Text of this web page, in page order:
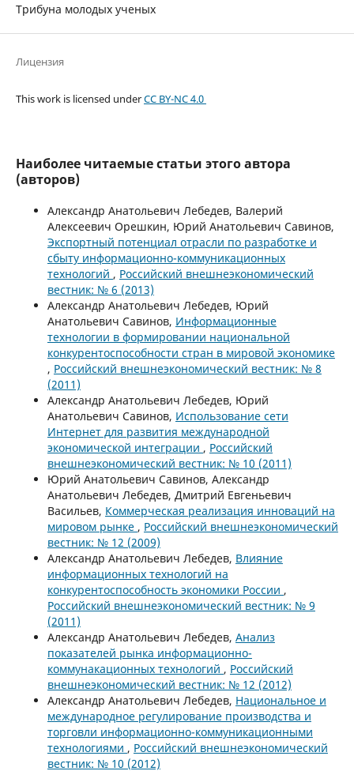
Трибуна молодых ученых
Лицензия
This work is licensed underCC BY-NC 4.0
Наиболее читаемые статьи этого автора
(авторов)
Александр Анатольевич Лебедев, Валерий
Алексеевич Орешкин, Юрий Анатольевич Савинов,
Экспортный потенциал отрасли по разработке и
сбыту информационно-коммуникационных
технологий , Российский внешнеэкономический
вестник: № 6 (2013)
Александр Анатольевич Лебедев, Юрий
Анатольевич Савинов, Информационные
технологии в формировании национальной
конкурентоспособности стран в мировой экономике
, Российский внешнеэкономический вестник: № 8
(2011)
Александр Анатольевич Лебедев, Юрий
Анатольевич Савинов, Использование сети
Интернет для развития международной
экономической интеграции , Российский
внешнеэкономический вестник: № 10 (2011)
Юрий Анатольевич Савинов, Александр
Анатольевич Лебедев, Дмитрий Евгеньевич
Васильев, Коммерческая реализация инноваций на
мировом рынке , Российский внешнеэкономический
вестник: № 12 (2009)
Александр Анатольевич Лебедев, Влияние
информационных технологий на
конкурентоспособность экономики России ,
Российский внешнеэкономический вестник: № 9
(2011)
Александр Анатольевич Лебедев, Анализ
показателей рынка информационно-
коммунакационных технологий , Российский
внешнеэкономический вестник: № 12 (2012)
Александр Анатольевич Лебедев, Национальное и
международное регулирование производства и
торговли информационно-коммуникационными
технологиями , Российский внешнеэкономический
вестник: № 10 (2012)